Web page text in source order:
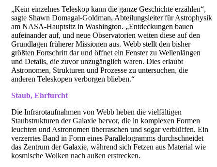
„Kein einzelnes Teleskop kann die ganze Geschichte erzählen“,
sagte Shawn Domagal-Goldman, Abteilungsleiter für Astrophysik
am NASA-Hauptsitz in Washington. „Entdeckungen bauen
aufeinander auf, und neue Observatorien weiten diese auf den
Grundlagen früherer Missionen aus. Webb stellt den bisher
größten Fortschritt dar und öffnet ein Fenster zu Wellenlängen
und Details, die zuvor unzugänglich waren. Dies erlaubt
Astronomen, Strukturen und Prozesse zu untersuchen, die
anderen Teleskopen verborgen blieben.“
Staub, Ehrfurcht
Die Infrarotaufnahmen von Webb heben die vielfältigen
Staubstrukturen der Galaxie hervor, die in komplexen Formen
leuchten und Astronomen überraschen und sogar verblüffen. Ein
verzerrtes Band in Form eines Parallelogramms durchschneidet
das Zentrum der Galaxie, während sich Fetzen aus Material wie
kosmische Wolken nach außen erstrecken.